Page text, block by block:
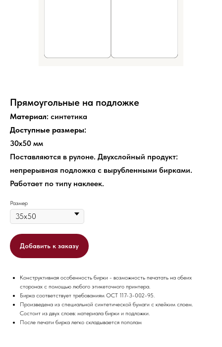
Прямоугольные на подложке
Материал: синтетика
Доступные размеры:
30х50 мм
Поставляются в рулоне. Двухслойный продукт:
непрерывная подложка с вырубленными бирками.
Работает по типу наклеек.
Размер
Добавить к заказу
Конструктивная особенность бирки - возможность печатать на обеих
сторонах с помощью любого этикеточного принтера.
Бирка соответствует требованиям ОСТ 117-3-002-95.
Произведена из специальной синтетической бумаги с клейким слоем.
Состоит из двух слоев: материала бирки и подложки.
После печати бирка легко складывается пополам